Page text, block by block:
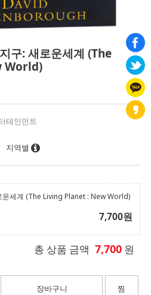
구: 새로운세계 (The
World)
테인먼트
지역별
운세계 (The Living Planet : New World)
7,700원
총 상품 금액 7,700 원
장바구니 찜